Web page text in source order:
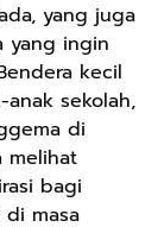
yang juga
yang ingin
kecil
sekolah,
di
melihat
bagi
masa